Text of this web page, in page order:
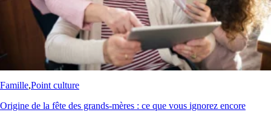
Famille,Point culture
Origine de la fête des grands-mères : ce que vous ignorez encore